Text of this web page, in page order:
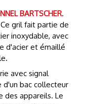
BARTSCHER.
gril fait partie de
inoxydable, avec
d'acier et émaillé
avec signal
d'un bac collecteur
des appareils. Le